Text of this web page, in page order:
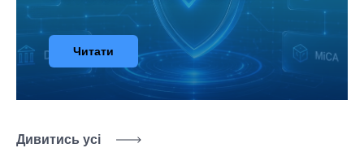
Читати
Дивитись усі